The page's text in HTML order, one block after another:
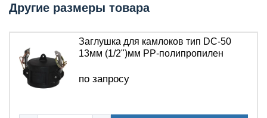
Другие размеры товара
Заглушка для камлоков тип DC-50
13мм (1/2")мм PP-полипропилен
по запросу